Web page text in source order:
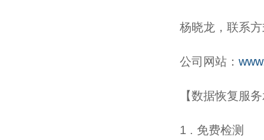
杨晓龙，联系
公司网站：
【数据恢复服
1 . 免费检测